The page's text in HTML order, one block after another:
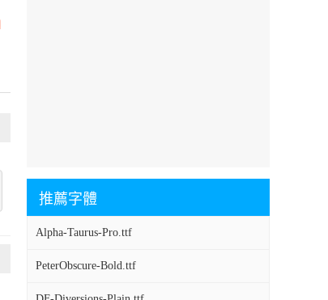
推薦字體
Alpha-Taurus-Pro.ttf
PeterObscure-Bold.ttf